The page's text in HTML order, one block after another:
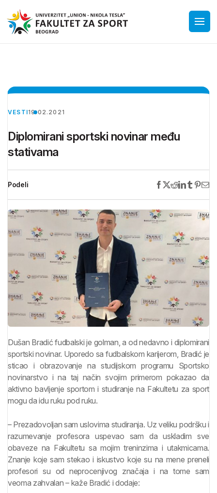
VESTI19.02.2021
Diplomirani sportski novinar među
stativama
Podeli
Dušan Bradić fudbalski je golman, a od nedavno i diplomirani
sportski novinar. Uporedo sa fudbalskom karijerom, Bradić je
sticao i obrazovanje na studijskom programu Sportsko
novinarstvo i na taj način svojim primerom pokazao da
aktivno bavljenje sportom i studiranje na Fakultetu za sport
mogu da idu ruku pod ruku.
– Prezadovoljan sam uslovima studiranja. Uz veliku podršku i
razumevanje profesora uspevao sam da uskladim sve
obaveze na Fakultetu sa mojim treninzima i utakmicama.
Znanje koje sam stekao i iskustvo koje su na mene preneli
profesori su od neprocenjivog značaja i na tome sam
veoma zahvalan – kaže Bradić i dodaje: